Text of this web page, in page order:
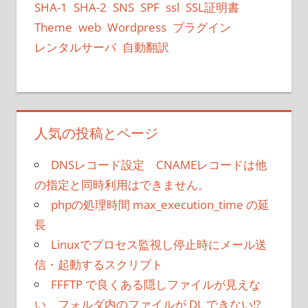
SHA-1 SHA-2 SNS SPF ssl SSL証明書
Theme web Wordpress プラグイン
レンタルサーバ 自動翻訳
人気の投稿とページ
DNSレコード設定 CNAMEレコードは他
の指定と同時利用はできません。
phpの処理時間 max_execution_time の延
長
Linuxでプロセス監視し停止時にメール送
信・起動するスクリプト
FFFTP で良くある隠しファイルが見えな
い、フォルダ内のファイルが DL できない!?